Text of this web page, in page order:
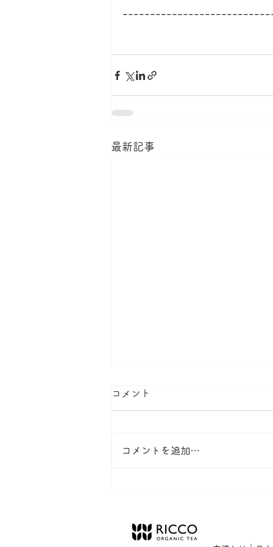
最新記事
[RICCO Organic] 商品発送遅
び定期便新規受付終了のお知
き、誠にありがとうございます。
在、定期便をお申し込みいただい
お客様につきましては、順次発
コメント
コメントを追加…